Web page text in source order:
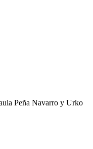
Peña Navarro y Urko